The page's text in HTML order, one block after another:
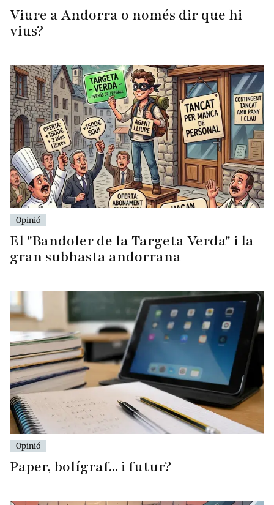
Viure a Andorra o només dir que hi
vius?
Opinió
El "Bandoler de la Targeta Verda" i la
gran subhasta andorrana
Opinió
Paper, bolígraf... i futur?